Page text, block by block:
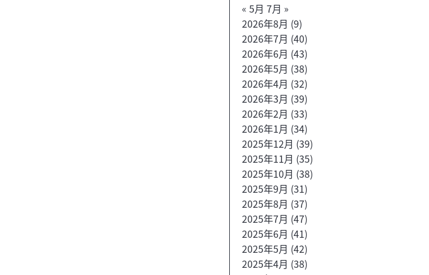
« 5月 7月 »
2026年8月 (9)
2026年7月 (40)
2026年6月 (43)
2026年5月 (38)
2026年4月 (32)
2026年3月 (39)
2026年2月 (33)
2026年1月 (34)
2025年12月 (39)
2025年11月 (35)
2025年10月 (38)
2025年9月 (31)
2025年8月 (37)
2025年7月 (47)
2025年6月 (41)
2025年5月 (42)
2025年4月 (38)